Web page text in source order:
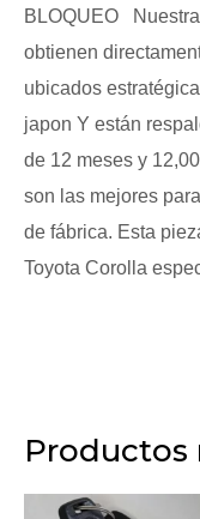
BLOQUEO
obtienen
ubicados
japon Y están
de 12 meses y
son las mejores
de fábrica. Esta
Toyota Corolla
Productos